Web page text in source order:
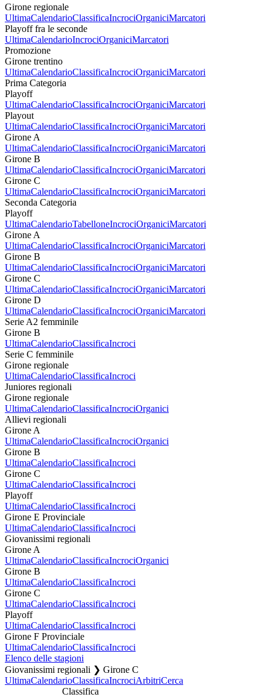
Girone regionale
UltimaCalendarioClassificaIncrociOrganiciMarcatori
Playoff fra le seconde
UltimaCalendarioIncrociOrganiciMarcatori
Promozione
Girone trentino
UltimaCalendarioClassificaIncrociOrganiciMarcatori
Prima Categoria
Playoff
UltimaCalendarioClassificaIncrociOrganiciMarcatori
Playout
UltimaCalendarioClassificaIncrociOrganiciMarcatori
Girone A
UltimaCalendarioClassificaIncrociOrganiciMarcatori
Girone B
UltimaCalendarioClassificaIncrociOrganiciMarcatori
Girone C
UltimaCalendarioClassificaIncrociOrganiciMarcatori
Seconda Categoria
Playoff
UltimaCalendarioTabelloneIncrociOrganiciMarcatori
Girone A
UltimaCalendarioClassificaIncrociOrganiciMarcatori
Girone B
UltimaCalendarioClassificaIncrociOrganiciMarcatori
Girone C
UltimaCalendarioClassificaIncrociOrganiciMarcatori
Girone D
UltimaCalendarioClassificaIncrociOrganiciMarcatori
Serie A2 femminile
Girone B
UltimaCalendarioClassificaIncroci
Serie C femminile
Girone regionale
UltimaCalendarioClassificaIncroci
Juniores regionali
Girone regionale
UltimaCalendarioClassificaIncrociOrganici
Allievi regionali
Girone A
UltimaCalendarioClassificaIncrociOrganici
Girone B
UltimaCalendarioClassificaIncroci
Girone C
UltimaCalendarioClassificaIncroci
Playoff
UltimaCalendarioClassificaIncroci
Girone E Provinciale
UltimaCalendarioClassificaIncroci
Giovanissimi regionali
Girone A
UltimaCalendarioClassificaIncrociOrganici
Girone B
UltimaCalendarioClassificaIncroci
Girone C
UltimaCalendarioClassificaIncroci
Playoff
UltimaCalendarioClassificaIncroci
Girone F Provinciale
UltimaCalendarioClassificaIncroci
Elenco delle stagioni
Giovanissimi regionali ❯ Girone C
UltimaCalendarioClassificaIncrociArbitriCerca
Classifica